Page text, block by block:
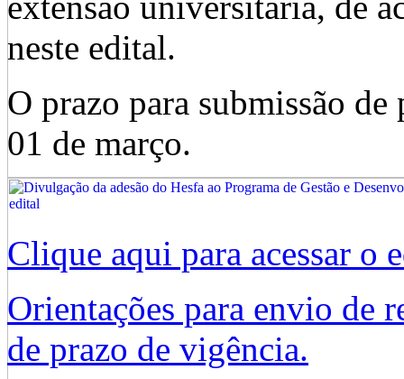
neste edital.
O prazo para submissão
01 de março.
Clique aqui para acessar o
Orientações para envio de
de prazo de vigência.